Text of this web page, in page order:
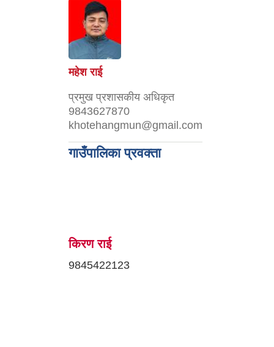
महेश राई
प्रमुख प्रशासकीय अधिकृत
9843627870
khotehangmun@gmail.com
गाउँपालिका प्रवक्ता
किरण राई
9845422123